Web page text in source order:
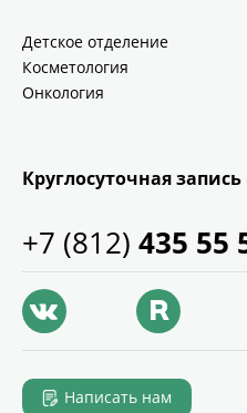
Детское отделение
Косметология
Онкология
Круглосуточная запись
+7 (812) 435 55
Написать нам